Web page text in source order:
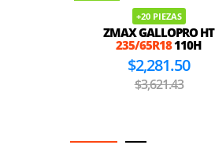
+20 PIEZAS
ZMAX GALLOPRO HT
235/65R18110H
$2,281.50
$3,621.43